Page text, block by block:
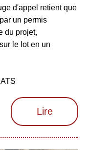
d'appel retient que
un permis
du projet,
le lot en un
Lire